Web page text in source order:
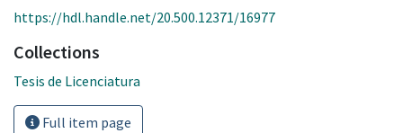
https://hdl.handle.net/20.500.12371/16977
Collections
Tesis de Licenciatura
Full item page